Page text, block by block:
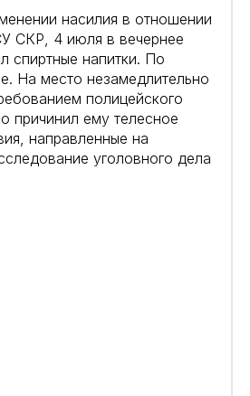
насилия в отношении
СКР, 4 июля в вечернее
спиртные напитки. По
На место незамедлительно
полицейского
причинил ему телесное
направленные на
уголовного дела